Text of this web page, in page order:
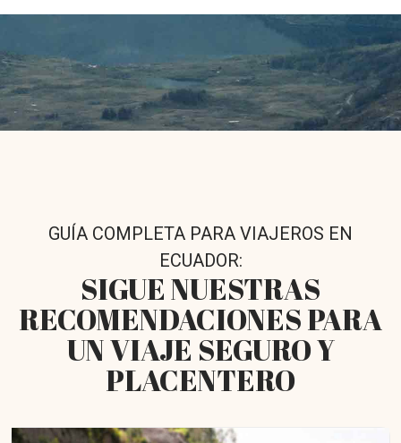
GUÍA COMPLETA PARA VIAJEROS EN
ECUADOR:
SIGUE NUESTRAS
RECOMENDACIONES PARA
UN VIAJE SEGURO Y
PLACENTERO